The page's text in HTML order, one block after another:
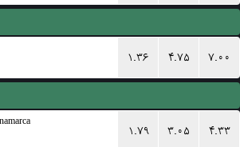
۱.۳۶ ۴.۷۵ ۷.۰۰
۱.۷۹ ۳.۰۵ ۴.۳۳